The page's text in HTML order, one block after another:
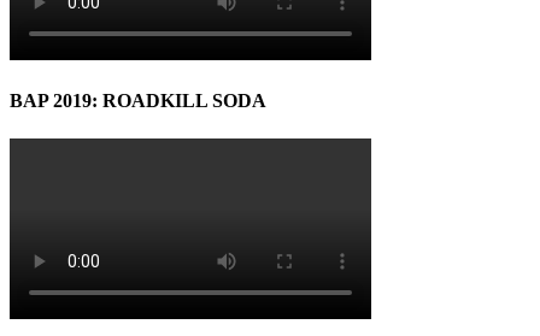
BAP 2019: ROADKILL SODA